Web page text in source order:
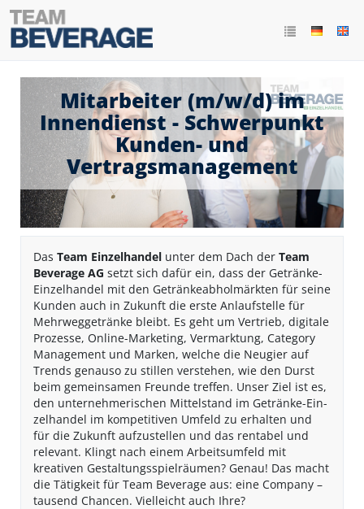
Mitarbeiter (m/w/d) im
Innendienst - Schwerpunkt
Kunden- und
Vertragsmanagement
Das Team Einzelhandel unter dem Dach der Team
Beverage AG setzt sich dafür ein, dass der Getränke-
Einzelhandel mit den Getränkeabholmärkten für seine
Kunden auch in Zukunft die erste Anlaufstelle für
Mehrweggetränke bleibt. Es geht um Vertrieb, digitale
Prozesse, Online-Marketing, Vermarktung, Category
Management und Marken, welche die Neugier auf
Trends genauso zu stillen verstehen, wie den Durst
beim gemeinsamen Freunde treffen. Unser Ziel ist es,
den un­ter­neh­me­ri­schen Mit­tel­stand im Ge­trän­ke-Ein­
zel­han­del im kompetitiven Umfeld zu er­hal­ten und
für die Zu­kunft auf­zu­stel­len und das rentabel und
relevant. Klingt nach einem Arbeitsumfeld mit
kreativen Gestaltungsspielräumen? Genau! Das macht
die Tätigkeit für Team Beverage aus: eine Company –
tausend Chancen. Vielleicht auch Ihre?